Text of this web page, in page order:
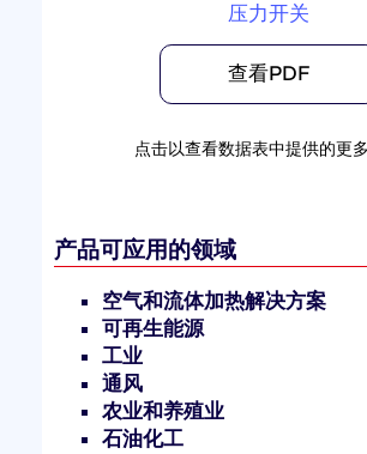
压力开关
查看PDF
点击以查看数据表中提供的更
产品可应用的领域
空气和流体加热解决方案
可再生能源
工业
通风
农业和养殖业
石油化工